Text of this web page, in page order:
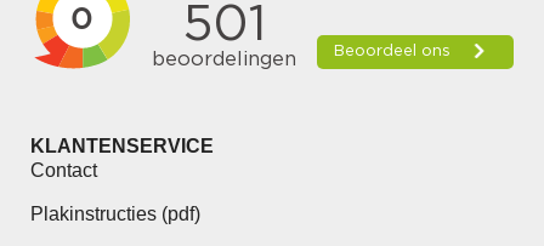
KLANTENSERVICE
Contact
Plakinstructies (pdf)